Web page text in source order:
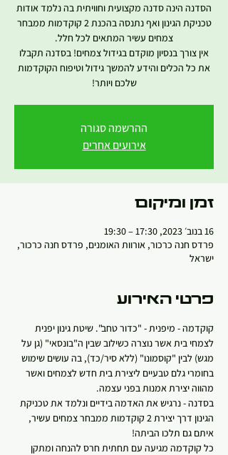
הסדנה הינה סדנה מקצועית וחוויתית בה נלמד אודות
טכניקת הגינון ואף נתנסה בהכנת 2 קוקדמות ממבחר
אין צורך בנסיון מוקדם בגידול צמחים! בסדנה תקבלו
את כל הכלים והידע להמשך גידול וטיפוח הקוקדמות
שלכם ויותר!
ההרשמה סגורה
אירועים אחרים
זמן ומיקום
16 בנוב׳ 2023, 17:30 – 19:30
פרדס חנה כרכור, אורוות האומנים, פרדס חנה כרכור,
ישראל
פרטי האירוע
קוקדמה - מיפנית - "כדור טחב". שיטת גינון יפנית
לצמחי בית אשר נוצרה כשילוב שבין ה"בונסאי" (גן על
מגש) לבין "קוסמונו" (ללא סיר/כד), בה עושים שימוש
בחומרי גלם טבעיים ליצירת בית חדש לצמחים ואשר
מהווה יצירת אמנות בפני עצמה.
בסדנה - נרגיש את האדמה בידיים ונלמד את טכניקת
הגינון דרך יצירת 2 קוקדמות ממבחר צמחים עשיר,
איתם גם תלכו הביתה!
כל קוקדמה מגיעה עם תחתית חרס להנחה ומתקן